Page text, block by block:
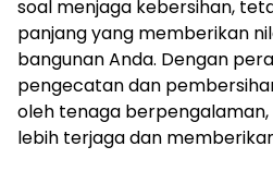
soal menjaga kebersihan,
panjang yang memberikan
bangunan Anda. Dengan
pengecatan dan
oleh tenaga
lebih terjaga dan